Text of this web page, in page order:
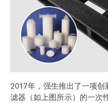
2017年，强生推出了一项
滤器（如上图所示）的一次